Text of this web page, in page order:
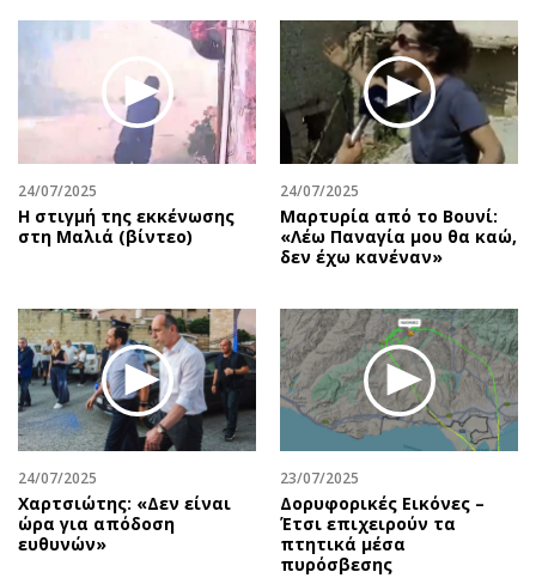
24/07/2025
H στιγμή της εκκένωσης
στη Μαλιά (βίντεο)
24/07/2025
Μαρτυρία από το Βουνί:
«Λέω Παναγία μου θα καώ,
δεν έχω κανέναν»
24/07/2025
Χαρτσιώτης: «Δεν είναι
ώρα για απόδοση
ευθυνών»
23/07/2025
Δορυφορικές Εικόνες –
Έτσι επιχειρούν τα
πτητικά μέσα
πυρόσβεσης